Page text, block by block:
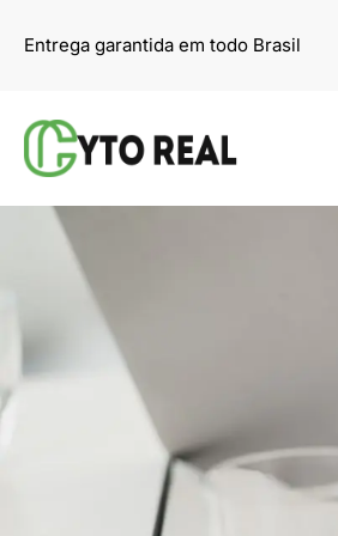
para
conteúdo
Entrega garantida em todo Brasil